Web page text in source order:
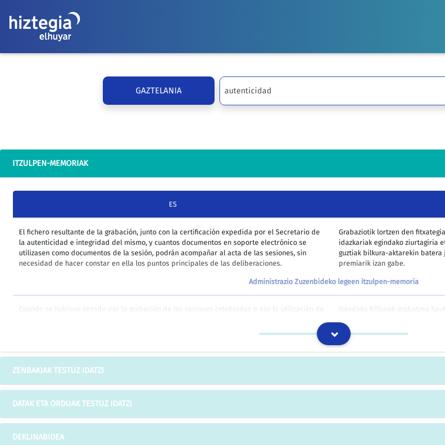
GAZTELANIA
ITZULPEN-MEMORIAK
ES
El fichero resultante de la grabación, junto con la certificación expedida por el Secretario de
la autenticidad e integridad del mismo, y cuantos documentos en soporte electrónico se
utilizasen como documentos de la sesión, podrán acompañar al acta de las sesiones, sin
necesidad de hacer constar en ella los puntos principales de las deliberaciones.
Grabaziotik lortzen den
idazkariak egindako ziurtagiria
guztiak bilkura-aktarekin batera
premiarik izan gabe.
Administrazio Zuzenbideko legeen itzulpen-memoria
Cuando se hubiese optado por la grabación de las sesiones celebradas o por la utilización de
Izandako bilkurak grabatzea
bermatzeko eran, baita kide
Administrazio Zuzenbideko legeen itzulpen-memoria
Los documentos electrónicos deberán conservarse en un formato que permita garantizar la
independencia del tiempo transcurrido desde su emisión.
Dokumentu elektronikoak haien
Administrazio Zuzenbideko legeen itzulpen-memoria
ZENBAKIAK TESTUZ IDATZI
DATAK ETA ORDUAK TESTUZ IDATZI
DEKLINABIDEA